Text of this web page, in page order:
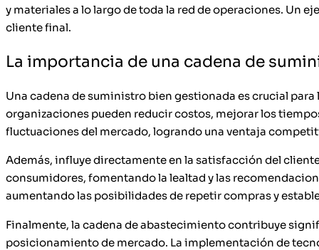
y materiales a lo largo de toda la red de operaciones. Un
cliente final.
La importancia de una cadena de
Una cadena de suministro bien gestionada es crucial
organizaciones pueden reducir costos, mejorar los
fluctuaciones del mercado, logrando una ventaja
Además, influye directamente en la satisfacción del
consumidores, fomentando la lealtad y las
aumentando las posibilidades de repetir compras y
Finalmente, la cadena de abastecimiento contribuye
posicionamiento de mercado. La implementación de